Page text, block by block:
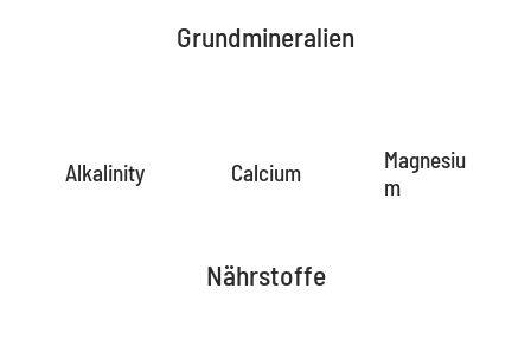
Grundmineralien
Alkalinity Calcium
Magnesiu
m
Nährstoffe